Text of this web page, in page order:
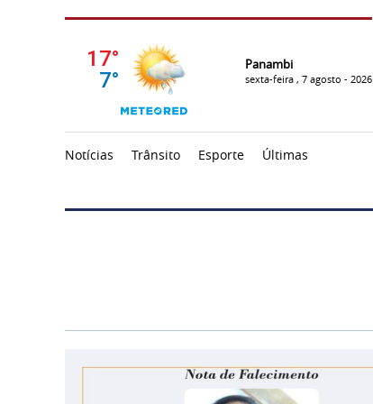
Panambi
sexta-feira , 7 agosto - 2026
Notícias Trânsito Esporte
Últimas